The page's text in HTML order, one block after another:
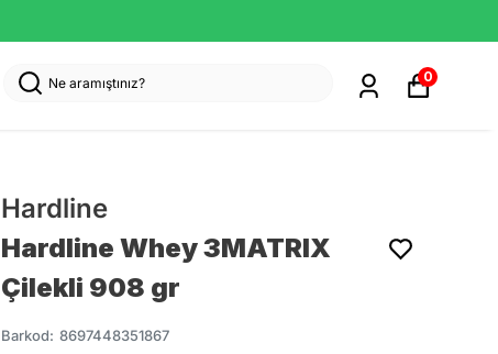
0
Hardline
Hardline Whey 3MATRIX
Çilekli 908 gr
Barkod: 8697448351867